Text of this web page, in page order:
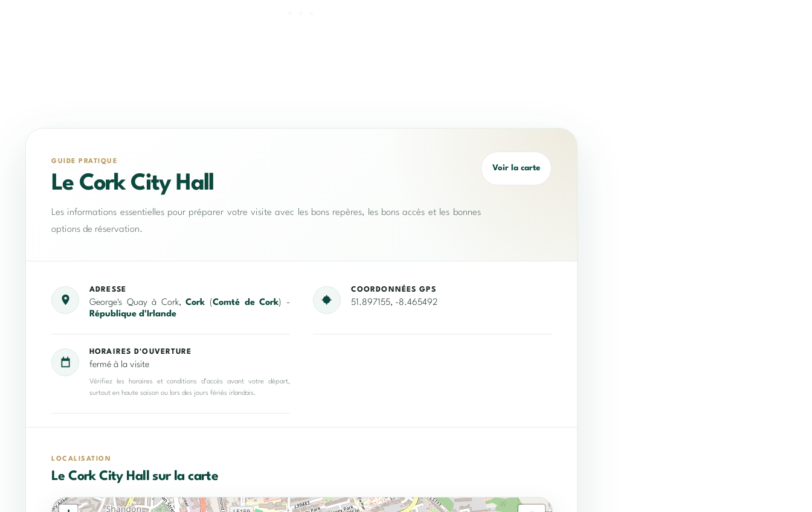
GUIDE PRATIQUE
Le Cork City Hall
Les informations essentielles pour préparer votre visite avec les bons repères, les bons accès et les bonnes
options de réservation.
Voir la carte
ADRESSE
George's Quay à Cork,Cork (Comté de Cork) -
République d'Irlande
COORDONNÉES GPS
51.897155, -8.465492
HORAIRES D'OUVERTURE
fermé à la visite
Vérifiez les horaires et conditions d’accès avant votre départ,
surtout en haute saison ou lors des jours fériés irlandais.
LOCALISATION
Le Cork City Hall sur la carte